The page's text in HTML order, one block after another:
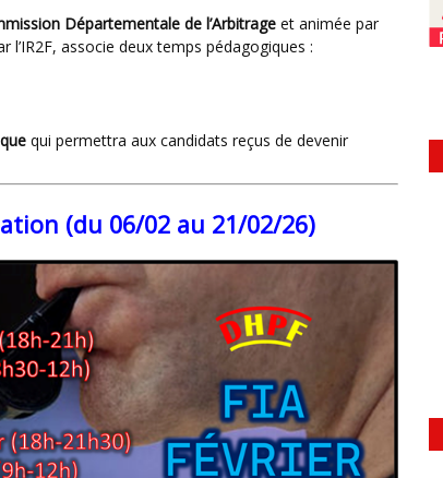
Départementale de l’Arbitrage et animée par
associe deux temps pédagogiques :
qui permettra aux candidats reçus de devenir
(du 06/02 au 21/02/26)